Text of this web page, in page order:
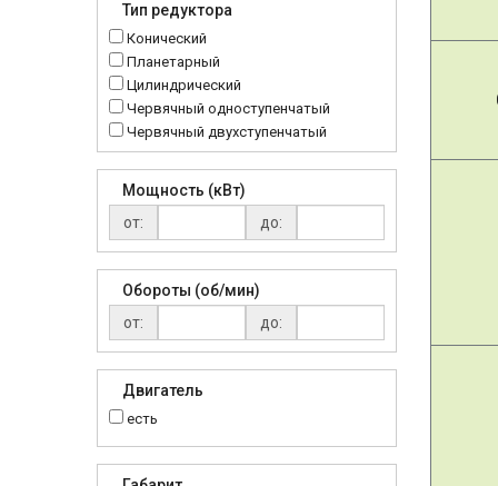
MTC
NMRV
RC
Тип редуктора
Конический
Планетарный
Цилиндрический
Червячный одноступенчатый
Червячный двухступенчатый
Мощность (кВт)
от:
до:
Обороты (об/мин)
от:
до:
Двигатель
есть